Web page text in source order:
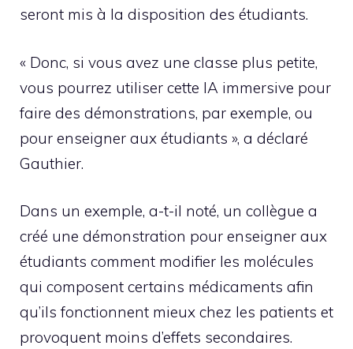
seront mis à la disposition des étudiants.
« Donc, si vous avez une classe plus petite,
vous pourrez utiliser cette IA immersive pour
faire des démonstrations, par exemple, ou
pour enseigner aux étudiants », a déclaré
Gauthier.
Dans un exemple, a-t-il noté, un collègue a
créé une démonstration pour enseigner aux
étudiants comment modifier les molécules
qui composent certains médicaments afin
qu’ils fonctionnent mieux chez les patients et
provoquent moins d’effets secondaires.